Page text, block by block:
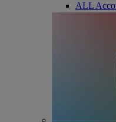
ALL